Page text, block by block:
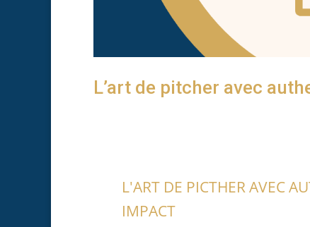
L’art de pitcher avec
L'ART DE PICTHER AVEC
IMPACT